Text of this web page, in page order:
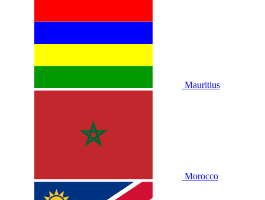
Mauritius
Morocco